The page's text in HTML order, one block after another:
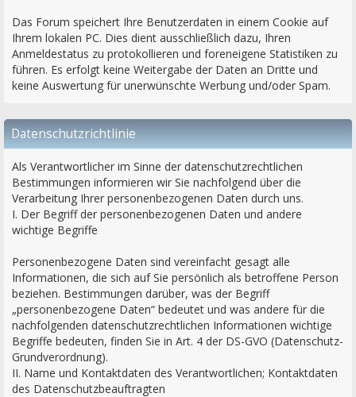
Das Forum speichert Ihre Benutzerdaten in einem Cookie auf
Ihrem lokalen PC. Dies dient ausschließlich dazu, Ihren
Anmeldestatus zu protokollieren und foreneigene Statistiken zu
führen. Es erfolgt keine Weitergabe der Daten an Dritte und
keine Auswertung für unerwünschte Werbung und/oder Spam.
Datenschutzrichtlinie
Als Verantwortlicher im Sinne der datenschutzrechtlichen
Bestimmungen informieren wir Sie nachfolgend über die
Verarbeitung Ihrer personenbezogenen Daten durch uns.
I. Der Begriff der personenbezogenen Daten und andere
wichtige Begriffe
Personenbezogene Daten sind vereinfacht gesagt alle
Informationen, die sich auf Sie persönlich als betroffene Person
beziehen. Bestimmungen darüber, was der Begriff
„personenbezogene Daten“ bedeutet und was andere für die
nachfolgenden datenschutzrechtlichen Informationen wichtige
Begriffe bedeuten, finden Sie in Art. 4 der DS-GVO (Datenschutz-
Grundverordnung).
II. Name und Kontaktdaten des Verantwortlichen; Kontaktdaten
des Datenschutzbeauftragten